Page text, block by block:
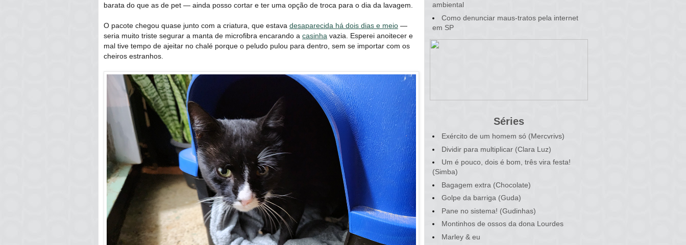
barata do que as de pet ― ainda posso cortar e ter uma opção de troca para o dia da lavagem.
O pacote chegou quase junto com a criatura, que estava desaparecida há dois dias e meio ―
seria muito triste segurar a manta de microfibra encarando a casinha vazia. Esperei anoitecer e
mal tive tempo de ajeitar no chalé porque o peludo pulou para dentro, sem se importar com os
cheiros estranhos.
ambiental
Como denunciar maus-tratos pela internet
em SP
Séries
Exército de um homem só (Mercvrivs)
Dividir para multiplicar (Clara Luz)
Um é pouco, dois é bom, três vira festa!
(Simba)
Bagagem extra (Chocolate)
Golpe da barriga (Guda)
Pane no sistema! (Gudinhas)
Montinhos de ossos da dona Lourdes
Marley & eu